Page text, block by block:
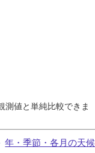
測値と単純比較できま
年・季節・各月の天候